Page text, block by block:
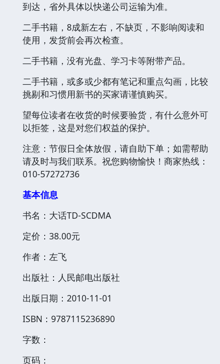
到达，省外具体以快递公司运输为准。
二手书籍，8成新左右，不缺页，不影响阅读和
使用，发货前会再次检查。
二手书籍，没有光盘、学习卡等附带产品。
二手书籍，或多或少都有笔记和重点勾画，比较
挑剔和习惯用新书的买家请谨慎购买。
望每位读者在收货的时候要验货，有什么意外可
以拒签，这是对您们权益的保护。
注意：节假日全体放假，请自助下单；如需帮助
请及时与我们联系。祝您购物愉快！商家热线：
010-57272736
基本信息
书名：大话TD-SCDMA
定价：38.00元
作者：左飞
出版社：人民邮电出版社
出版日期：2010-11-01
ISBN：9787115236890
字数：
页码：